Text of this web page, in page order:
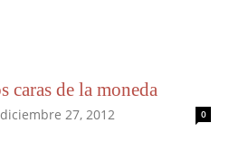
de la moneda
diciembre 27, 2012 0